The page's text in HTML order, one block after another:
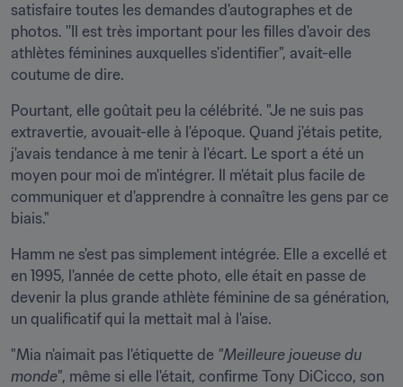
satisfaire toutes les demandes d'autographes et de
photos. ''Il est très important pour les filles d'avoir des
athlètes féminines auxquelles s'identifier", avait-elle
coutume de dire.
Pourtant, elle goûtait peu la célébrité. "Je ne suis pas
extravertie, avouait-elle à l'époque. Quand j'étais petite,
j'avais tendance à me tenir à l'écart. Le sport a été un
moyen pour moi de m'intégrer. Il m'était plus facile de
communiquer et d'apprendre à connaître les gens par ce
biais."
Hamm ne s'est pas simplement intégrée. Elle a excellé et
en 1995, l'année de cette photo, elle était en passe de
devenir la plus grande athlète féminine de sa génération,
un qualificatif qui la mettait mal à l'aise.
"Mia n'aimait pas l'étiquette de "Meilleure joueuse du
monde", même si elle l'était, confirme Tony DiCicco, son